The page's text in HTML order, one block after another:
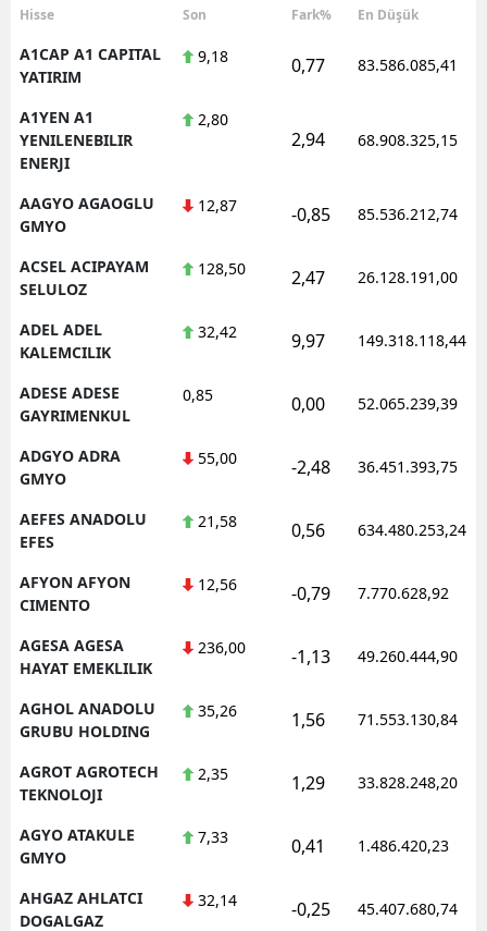
Hisse Son Fark% En Düşük
A1CAP A1 CAPITAL
YATIRIM
9,18 0,77 83.586.085,41
A1YEN A1
YENILENEBILIR
ENERJI
2,80
2,94 68.908.325,15
AAGYO AGAOGLU
GMYO
12,87 -0,85 85.536.212,74
ACSEL ACIPAYAM
SELULOZ
128,50 2,47 26.128.191,00
ADEL ADEL
KALEMCILIK
32,42 9,97 149.318.118,44
ADESE ADESE
GAYRIMENKUL
0,85 0,00 52.065.239,39
ADGYO ADRA
GMYO
55,00 -2,48 36.451.393,75
AEFES ANADOLU
EFES
21,58 0,56 634.480.253,24
AFYON AFYON
CIMENTO
12,56 -0,79 7.770.628,92
AGESA AGESA
HAYAT EMEKLILIK
236,00 -1,13 49.260.444,90
AGHOL ANADOLU
GRUBU HOLDING
35,26 1,56 71.553.130,84
AGROT AGROTECH
TEKNOLOJI
2,35 1,29 33.828.248,20
AGYO ATAKULE
GMYO
7,33 0,41 1.486.420,23
AHGAZ AHLATCI
DOGALGAZ
32,14 -0,25 45.407.680,74